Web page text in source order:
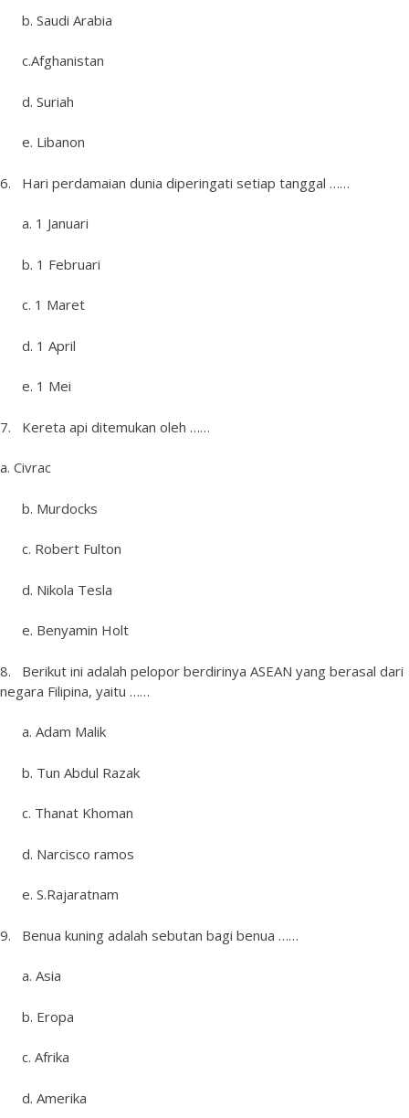
b. Saudi Arabia
c.Afghanistan
d. Suriah
e. Libanon
6. Hari perdamaian dunia diperingati setiap tanggal ……
a. 1 Januari
b. 1 Februari
c. 1 Maret
d. 1 April
e. 1 Mei
7. Kereta api ditemukan oleh ……
a. Civrac
b. Murdocks
c. Robert Fulton
d. Nikola Tesla
e. Benyamin Holt
8. Berikut ini adalah pelopor berdirinya ASEAN yang berasal dari
negara Filipina, yaitu ……
a. Adam Malik
b. Tun Abdul Razak
c. Thanat Khoman
d. Narcisco ramos
e. S.Rajaratnam
9. Benua kuning adalah sebutan bagi benua ……
a. Asia
b. Eropa
c. Afrika
d. Amerika